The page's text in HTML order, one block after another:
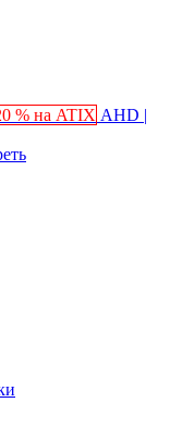
% на ATIX AHD |